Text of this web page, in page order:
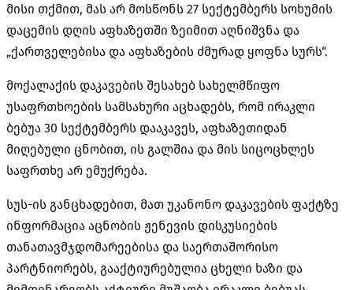
მისი თქმით, მას არ მოსწონს 27 სექტემბერს სოხუმის
დაცემის დღის აფხაზეთში ზეიმით აღნიშვნა და
„ქართველებისა და აფხაზების ძმურად ყოფნა სურს“.
მოქალაქის დაკავების შესახებ სახელმწიფო
უსაფრთხოების სამსახური აცხადებს, რომ ირაკლი
ბებუა 30 სექტემბერს დააკავეს, აფხაზეთიდან
მიღებული ცნობით, ის გალშია და მის სიცოცხლეს
საფრთხე არ ემუქრება.
სუს-ის განცხადებით, მათ უკანონო დაკავების ფაქტზე
ინფორმაცია აცნობის ჟენევის დისკუსიების
თანათავმჯდომარეებისა და საერთაშორისო
პარტნიორებს, გააქტიურებულია ცხელი ხაზი და